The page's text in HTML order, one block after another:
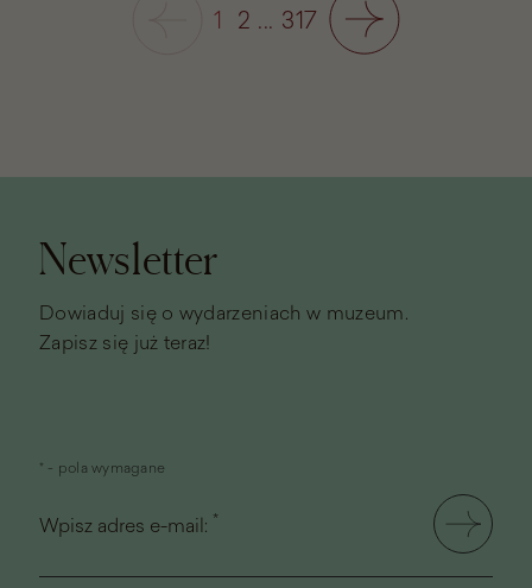
1 2 ... 317
Stopka
Newsletter
Dowiaduj się o wydarzeniach w muzeum.
Zapisz się już teraz!
* - pola wymagane
Wpisz adres e-mail: *